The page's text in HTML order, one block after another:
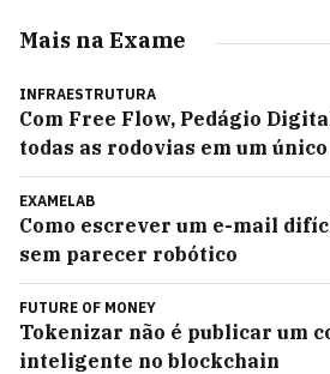
Mais na Exame
INFRAESTRUTURA
Com Free Flow, Pedágio
todas as rodovias em um
EXAMELAB
Como escrever um e-mail
sem parecer robótico
FUTURE OF MONEY
Tokenizar não é publicar um
inteligente no blockchain